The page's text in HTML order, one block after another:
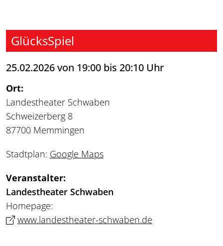
GlücksSpiel
25.02.2026 von 19:00 bis 20:10 Uhr
Ort:
Landestheater Schwaben
Schweizerberg 8
87700 Memmingen
Stadtplan: Google Maps
Veranstalter:
Landestheater Schwaben
Homepage:
www.landestheater-schwaben.de